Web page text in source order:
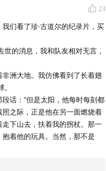
23
们看了珍·古道尔的纪录片，买
的消息，我和队友相对无言，
洲大地。我仿佛看到了长着翅
话：“但是太阳，他每时每刻都
之际，正是他在另一面燃烧着
下山去，扶着我的拐杖。那一
着他的玩具。当然，那不是